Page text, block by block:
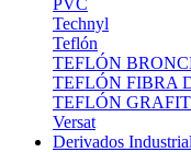
Technyl
Teflón
TEFLÓN
TEFLÓN FIBRA
TEFLÓN
Versat
Derivados